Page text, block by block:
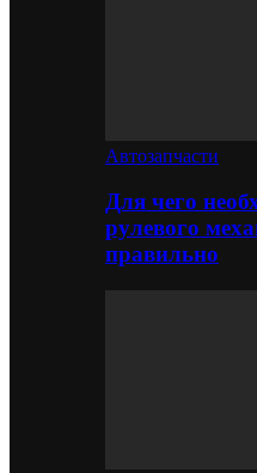
Автозапчасти
Для чего
рулевого
правильно